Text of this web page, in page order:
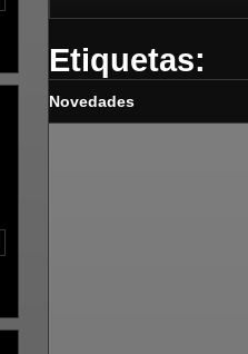
Etiquetas:
Novedades